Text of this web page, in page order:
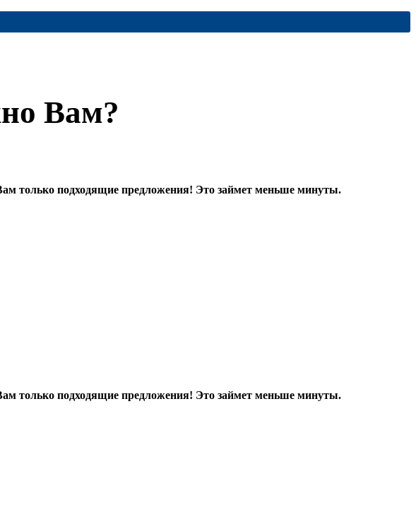
Вам?
только подходящие предложения! Это займет меньше минуты.
только подходящие предложения! Это займет меньше минуты.